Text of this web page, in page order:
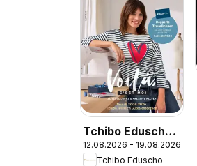
Tchibo Eduscho
Tchibo Magazin
12.08.2026 - 19.08.2026
Tchibo Eduscho